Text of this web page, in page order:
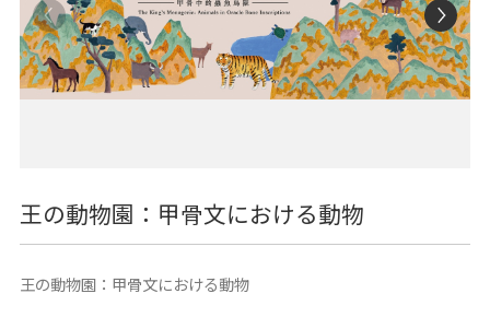
王の動物園：甲骨文における動物
王の動物園：甲骨文における動物